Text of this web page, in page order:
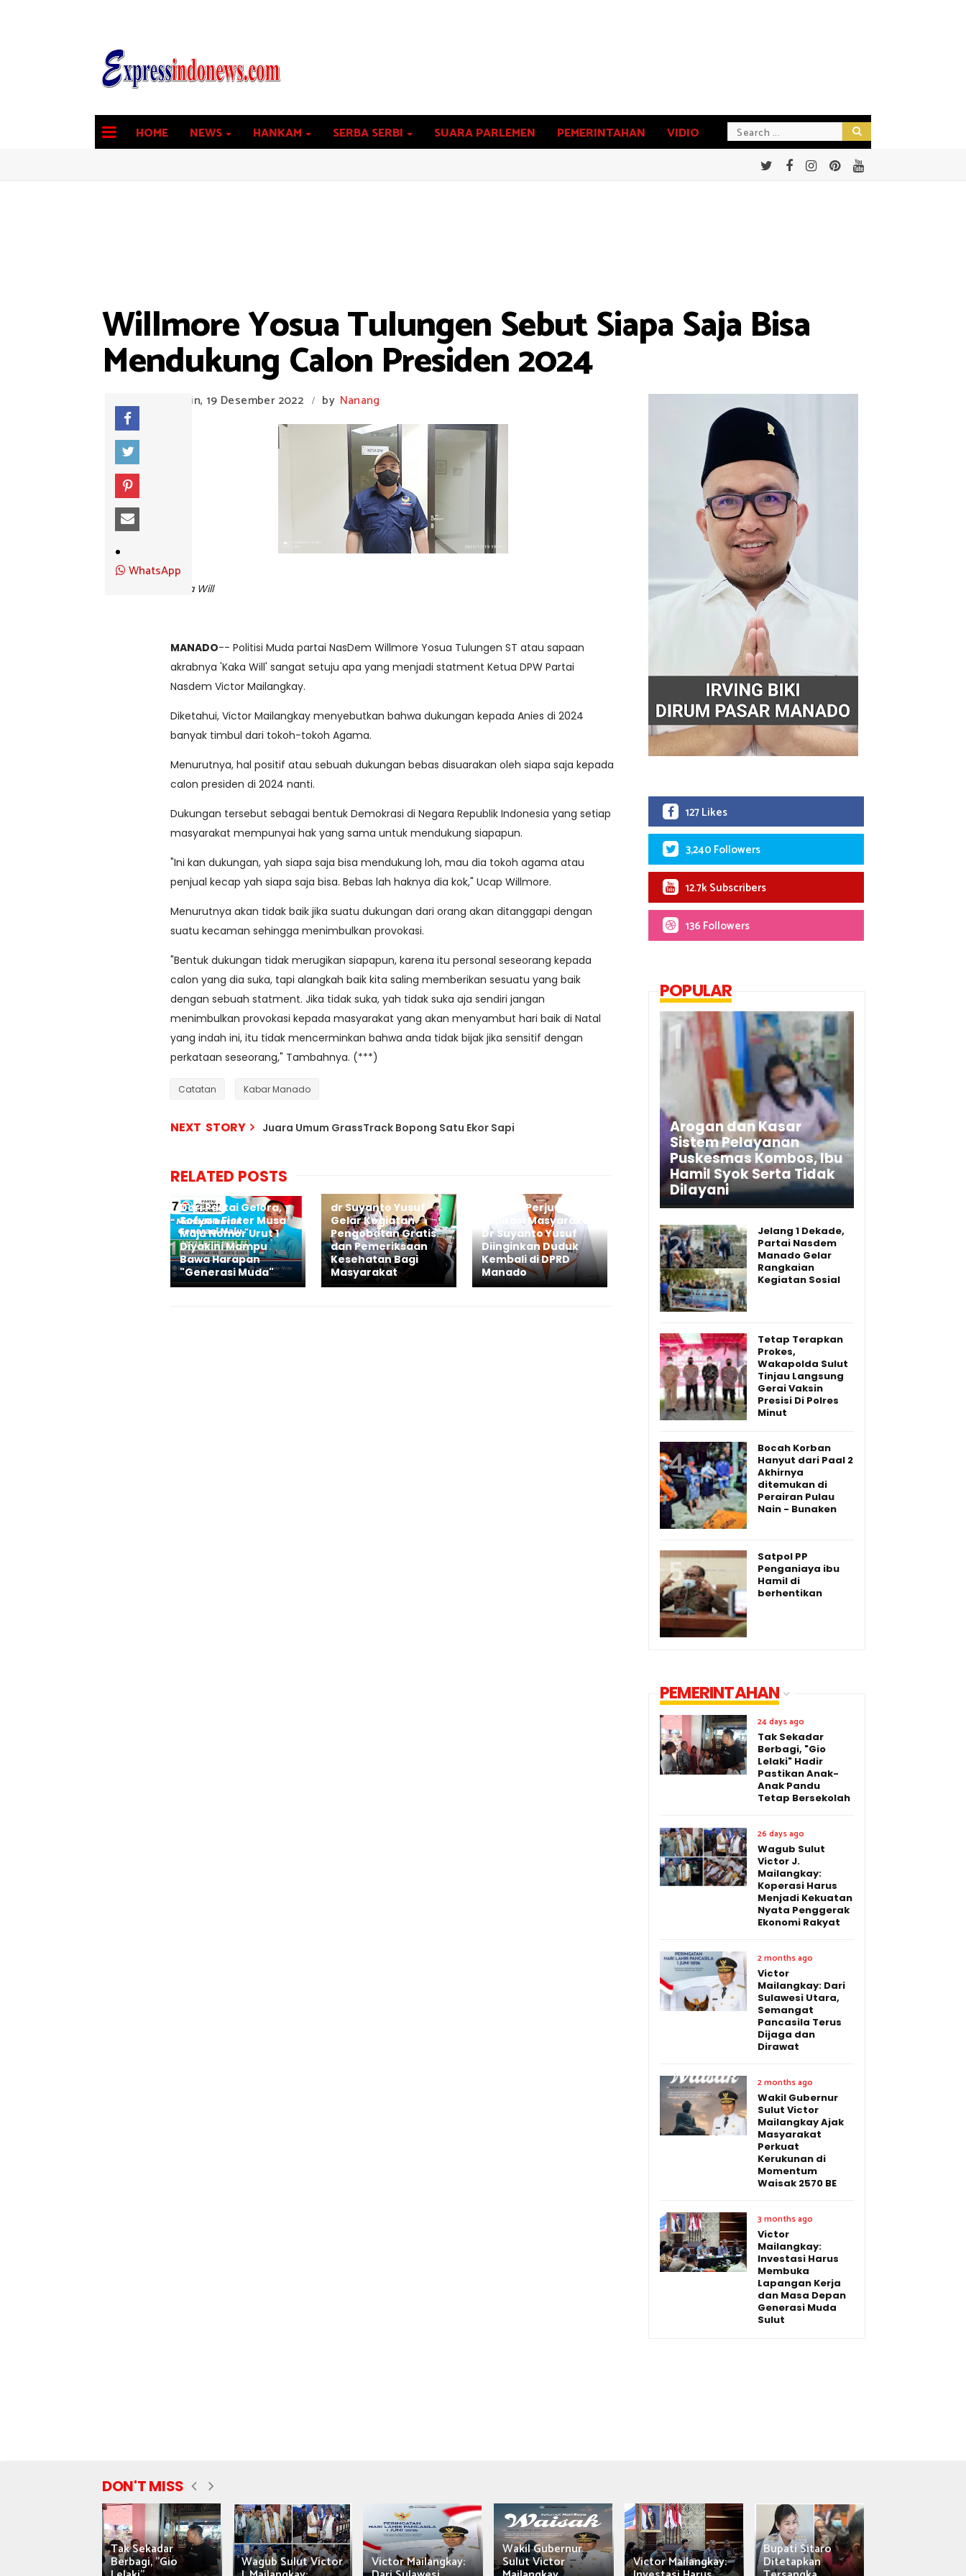
HOME NEWS HANKAM SERBA SERBI SUARA PARLEMEN PEMERINTAHAN VIDIO
Willmore Yosua Tulungen Sebut Siapa Saja Bisa
Mendukung Calon Presiden 2024
Senin, 19 Desember 2022 / by Nanang
WhatsApp
Kaka Will
MANADO-- Politisi Muda partai NasDem Willmore Yosua Tulungen ST atau sapaan
akrabnya 'Kaka Will' sangat setuju apa yang menjadi statment Ketua DPW Partai
Nasdem Victor Mailangkay.
Diketahui, Victor Mailangkay menyebutkan bahwa dukungan kepada Anies di 2024
banyak timbul dari tokoh-tokoh Agama.
Menurutnya, hal positif atau sebuah dukungan bebas disuarakan oleh siapa saja kepada
calon presiden di 2024 nanti.
Dukungan tersebut sebagai bentuk Demokrasi di Negara Republik Indonesia yang setiap
masyarakat mempunyai hak yang sama untuk mendukung siapapun.
"Ini kan dukungan, yah siapa saja bisa mendukung loh, mau dia tokoh agama atau
penjual kecap yah siapa saja bisa. Bebas lah haknya dia kok," Ucap Willmore.
Menurutnya akan tidak baik jika suatu dukungan dari orang akan ditanggapi dengan
suatu kecaman sehingga menimbulkan provokasi.
"Bentuk dukungan tidak merugikan siapapun, karena itu personal seseorang kepada
calon yang dia suka, tapi alangkah baik kita saling memberikan sesuatu yang baik
dengan sebuah statment. Jika tidak suka, yah tidak suka aja sendiri jangan
menimbulkan provokasi kepada masyarakat yang akan menyambut hari baik di Natal
yang indah ini, itu tidak mencerminkan bahwa anda tidak bijak jika sensitif dengan
perkataan seseorang," Tambahnya. (***)
Catatan Kabar Manado
NEXT STORY Juara Umum GrassTrack Bopong Satu Ekor Sapi
RELATED POSTS
Dari Partai Gelora,
Sofyan Fieter Musa
Maju Nomor Urut 1
Diyakini Mampu
Bawa Harapan
"Generasi Muda"
dr Suyanto Yusuf
Gelar Kegiatan
Pengobatan Gratis
dan Pemeriksaan
Kesehatan Bagi
Masyarakat
Banyak Perjuangkan
Aspirasi Masyarakat,
Dr Suyanto Yusuf
Diinginkan Duduk
Kembali di DPRD
Manado
127 Likes
3,240 Followers
12.7k Subscribers
136 Followers
POPULAR
Arogan dan Kasar
Sistem Pelayanan
Puskesmas Kombos, Ibu
Hamil Syok Serta Tidak
Dilayani
Jelang 1 Dekade,
Partai Nasdem
Manado Gelar
Rangkaian
Kegiatan Sosial
Tetap Terapkan
Prokes,
Wakapolda Sulut
Tinjau Langsung
Gerai Vaksin
Presisi Di Polres
Minut
Bocah Korban
Hanyut dari Paal 2
Akhirnya
ditemukan di
Perairan Pulau
Nain - Bunaken
Satpol PP
Penganiaya ibu
Hamil di
berhentikan
PEMERINTAHAN
24 days ago
Tak Sekadar
Berbagi, "Gio
Lelaki" Hadir
Pastikan Anak-
Anak Pandu
Tetap Bersekolah
26 days ago
Wagub Sulut
Victor J.
Mailangkay:
Koperasi Harus
Menjadi Kekuatan
Nyata Penggerak
Ekonomi Rakyat
2 months ago
Victor
Mailangkay: Dari
Sulawesi Utara,
Semangat
Pancasila Terus
Dijaga dan
Dirawat
2 months ago
Wakil Gubernur
Sulut Victor
Mailangkay Ajak
Masyarakat
Perkuat
Kerukunan di
Momentum
Waisak 2570 BE
3 months ago
Victor
Mailangkay:
Investasi Harus
Membuka
Lapangan Kerja
dan Masa Depan
Generasi Muda
Sulut
DON'T MISS
Tak Sekadar
Berbagi, "Gio Wagub Sulut Victor Victor Mailangkay:
Wakil Gubernur
Sulut Victor Victor Mailangkay:
Bupati Sitaro
Ditetapkan